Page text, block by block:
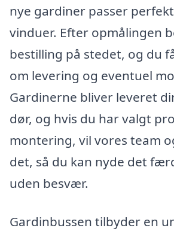
nye gardiner passer
vinduer. Efter opmålingen
bestilling på stedet, og du
om levering og eventuel
Gardinerne bliver leveret
dør, og hvis du har valgt
montering, vil vores team
det, så du kan nyde det
uden besvær.
Gardinbussen tilbyder en